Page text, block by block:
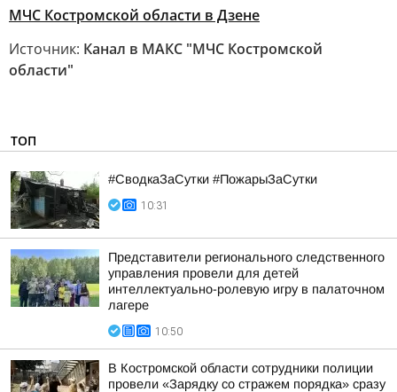
МЧС Костромской области в Дзене
Источник: Канал в МАКС "МЧС Костромской
области"
ТОП
#СводкаЗаСутки #ПожарыЗаСутки
10:31
Представители регионального следственного
управления провели для детей
интеллектуально-ролевую игру в палаточном
лагере
10:50
В Костромской области сотрудники полиции
провели «Зарядку со стражем порядка» сразу